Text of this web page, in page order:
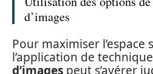
d’images
Pour maximiser l’espace
l’application de
d’images peut s’avérer